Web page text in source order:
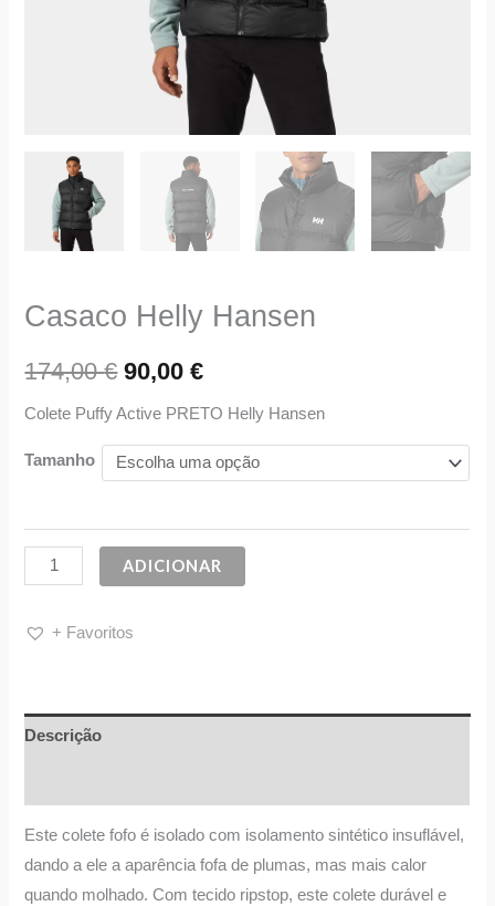
Casaco Helly Hansen
174,00€ 90,00€
Colete Puffy Active PRETO Helly Hansen
Tamanho
ADICIONAR
+ Favoritos
Descrição
Este colete fofo é isolado com isolamento sintético insuflável,
dando a ele a aparência fofa de plumas, mas mais calor
quando molhado. Com tecido ripstop, este colete durável e